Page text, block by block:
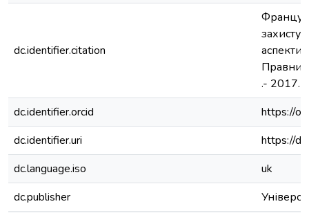
dc.identifier.citation
Француз
захисту
аспекти
.- 2017.
dc.identifier.orcid
https://
dc.identifier.uri
https://
dc.language.iso
uk
dc.publisher